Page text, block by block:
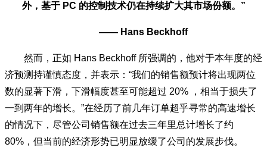
外，基于 PC 的控制技术仍在持续扩大其市场份额。”
—— Hans Beckhoff
然而，正如 Hans Beckhoff 所强调的，他对于本年度的经
济预测持谨慎态度，并表示：“我们的销售额预计将出现两位
数的显著下滑，下滑幅度甚至可能超过 20% ，相当于损失了
一到两年的增长。”在经历了前几年订单超乎寻常的高速增长
的情况下，尽管公司销售额在过去三年里总计增长了约
80%，但当前的经济形势已明显放缓了公司的发展步伐。